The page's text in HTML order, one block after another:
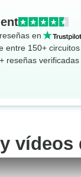
en
entre 150+
reseñas